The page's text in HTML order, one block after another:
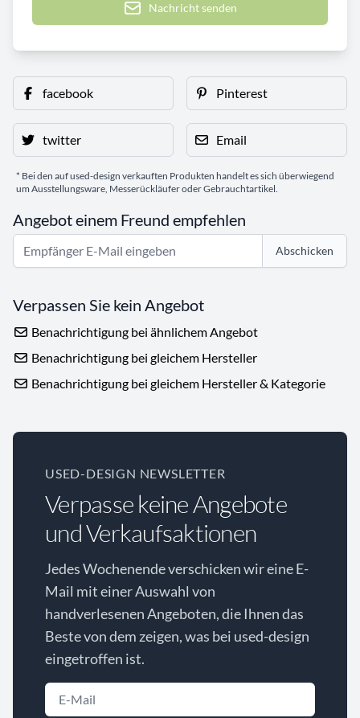
Nachricht senden
facebook Pinterest
twitter Email
* Bei den auf used-design verkauften Produkten handelt es sich überwiegend
um Ausstellungsware, Messerückläufer oder Gebrauchtartikel.
Angebot einem Freund empfehlen
Abschicken
Verpassen Sie kein Angebot
Benachrichtigung bei ähnlichem Angebot
Benachrichtigung bei gleichem Hersteller
Benachrichtigung bei gleichem Hersteller & Kategorie
USED-DESIGN NEWSLETTER
Verpasse keine Angebote
und Verkaufsaktionen
Jedes Wochenende verschicken wir eine E-
Mail mit einer Auswahl von
handverlesenen Angeboten, die Ihnen das
Beste von dem zeigen, was bei used-design
eingetroffen ist.